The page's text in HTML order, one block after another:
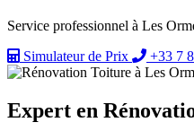
Service professionnel à Les
Simulateur de Prix
+33 7
Expert en